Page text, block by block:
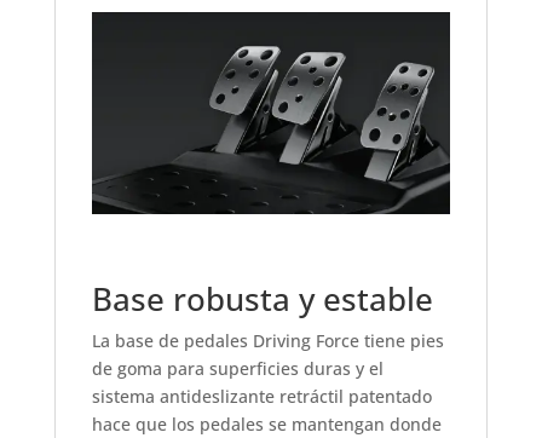
Base robusta y estable
La base de pedales Driving Force tiene pies
de goma para superficies duras y el
sistema antideslizante retráctil patentado
hace que los pedales se mantengan donde